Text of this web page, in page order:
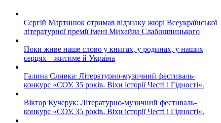
Сергій Мартинюк отримав відзнаку жюрі Всеукраїнської
літературної премії імені Михайла Слабошпицького
Поки живе наше слово у книгах, у родинах, у наших
серцях – житиме й Україна
Галина Сливка: Літературно-музичний фестиваль-
конкурс «СОУ. 35 років. Віхи історії Честі і Гідності».
Віктор Кучерук: Літературно-музичний фестиваль-
конкурс «СОУ. 35 років. Віхи історії Честі і Гідності».